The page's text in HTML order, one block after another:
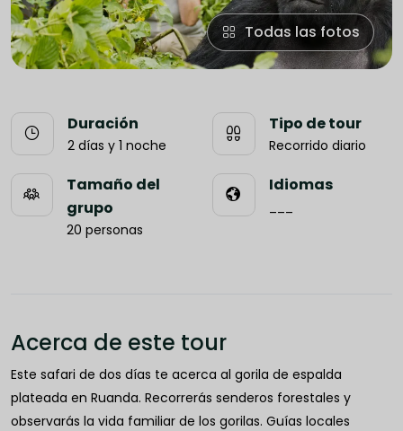
Todas las fotos
Duración
2 días y 1 noche
Tipo de tour
Recorrido diario
Tamaño del
grupo
20 personas
Idiomas
Acerca de este tour
Este safari de dos días te acerca al gorila de espalda
plateada en Ruanda. Recorrerás senderos forestales y
observarás la vida familiar de los gorilas. Guías locales